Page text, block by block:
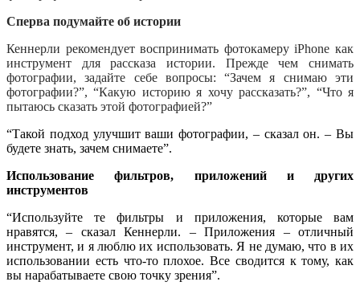
Сперва подумайте об истории
Кеннерли рекомендует воспринимать фотокамеру iPhone как
инструмент для рассказа истории. Прежде чем снимать
фотографии, задайте себе вопросы: “Зачем я снимаю эти
фотографии?”, “Какую историю я хочу рассказать?”, “Что я
пытаюсь сказать этой фотографией?”
“Такой подход улучшит ваши фотографии, – сказал он. – Вы
будете знать, зачем снимаете”.
Использование фильтров, приложений и других
инструментов
“Используйте те фильтры и приложения, которые вам
нравятся, – сказал Кеннерли. – Приложения – отличный
инструмент, и я люблю их использовать. Я не думаю, что в их
использовании есть что-то плохое. Все сводится к тому, как
вы нарабатываете свою точку зрения”.